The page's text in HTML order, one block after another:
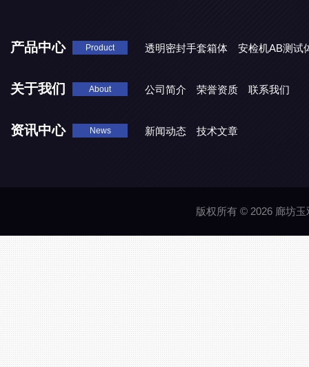
产品中心 Product 透明密封手套箱体 安检机AB测试
关于我们 About 公司简介 荣誉资质 联系我们
资讯中心 News 新闻动态 技术文章
版权所有 © 2026 廊坊